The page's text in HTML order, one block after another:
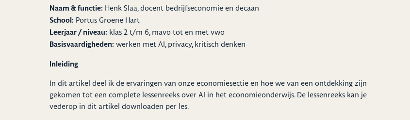
Naam & functie: Henk Slaa, docent bedrijfseconomie en decaan
School: Portus Groene Hart
Leerjaar / niveau: klas 2 t/m 6, mavo tot en met vwo
Basisvaardigheden: werken met AI, privacy, kritisch denken
Inleiding
In dit artikel deel ik de ervaringen van onze economiesectie en hoe we van een ontdekking zijn
gekomen tot een complete lessenreeks over AI in het economieonderwijs. De lessenreeks kan je
vederop in dit artikel downloaden per les.